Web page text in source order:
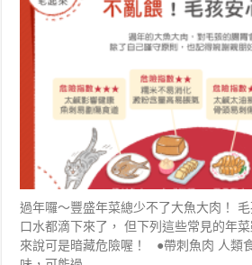
過年囉～豐盛年菜總少不了大魚大肉！
口水都滴下來了， 但下列這些常見的年
來說可是暗藏危險喔！ ●帶刺魚肉 人類